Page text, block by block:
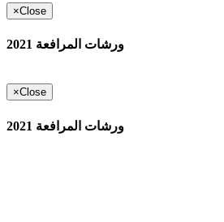
×Close
ورشات المرافعة 2021
×Close
ورشات المرافعة 2021